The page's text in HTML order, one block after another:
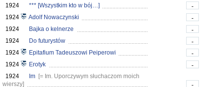
1924
*** [Wszystkim kto w bój…]
-
1924
Adolf Nowaczynski
-
1924
Bajka o kelnerze
-
1924
Do futurystów
-
1924
Epitafium Tadeuszowi Peiperowi
-
1924
Erotyk
-
1924
Im [= Im. Uporczywym słuchaczom moich
wierszy]
-